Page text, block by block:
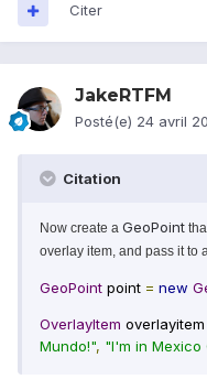
Citer
JakeRTFM
Posté(e) 24 avril
Citation
Now create a GeoPoint
overlay item, and pass it to
GeoPoint point = new
OverlayItem overlayitem
Mundo!", "I'm in Mexico